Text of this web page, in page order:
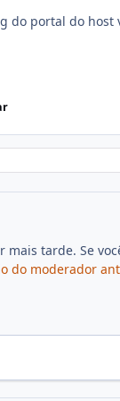
do portal do host
mais tarde. Se
do moderador